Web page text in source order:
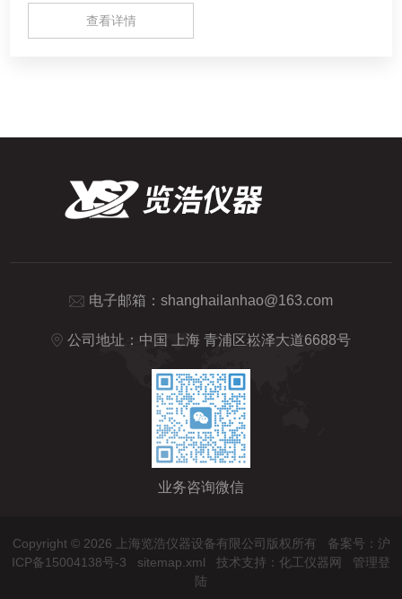
查看详情
电子邮箱： shanghailanhao@163.com
公司地址：中国 上海 青浦区崧泽大道6688号
业务咨询微信
Copyright © 2026 上海览浩仪器设备有限公司版权所有 备案号：沪
ICP备15004138号-3
sitemap.xml 技术支持： 化工仪器网
管理登
陆